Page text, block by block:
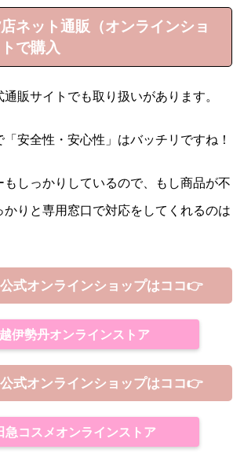
ネット通販（オンラインショ
で購入
販サイトでも取り扱いがあります。
安全性・安心性」はバッチリですね！
もしっかりしているので、もし商品が不
かりと専用窓口で対応をしてくれるのは
式オンラインショップはココ👉
伊勢丹オンラインストア
式オンラインショップはココ👉
急コスメオンラインストア